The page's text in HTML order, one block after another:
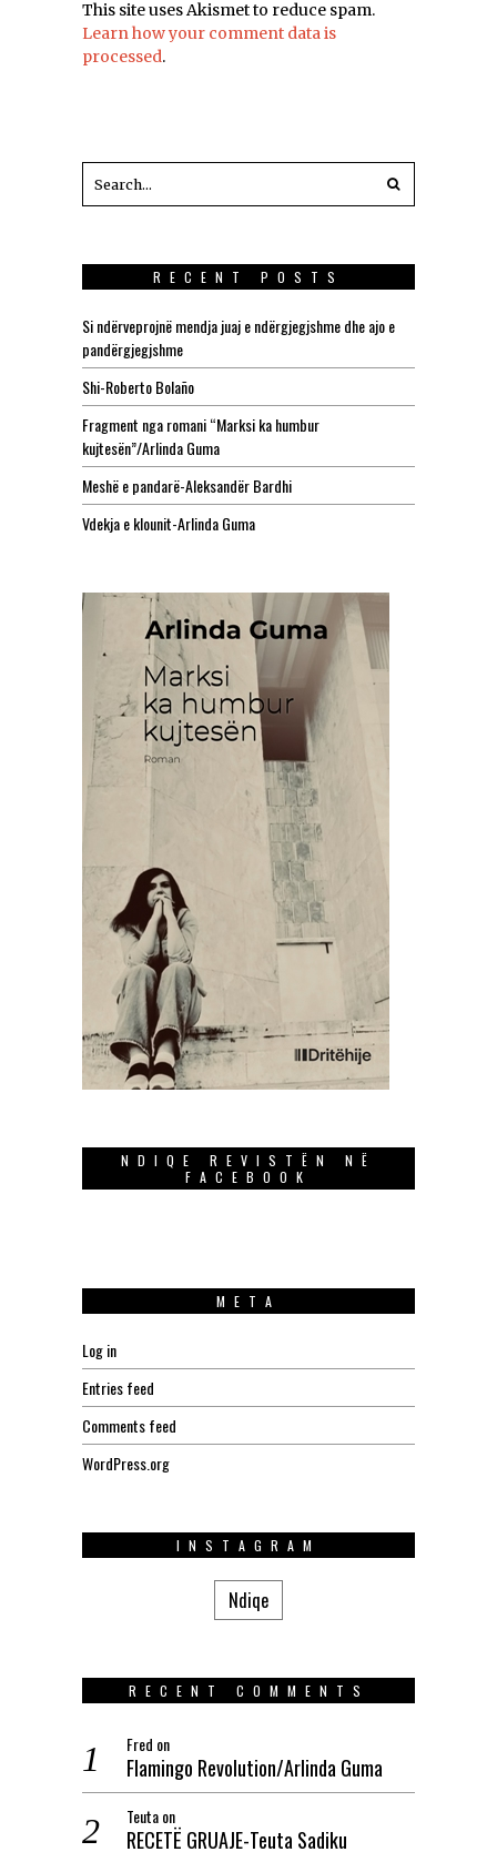
This site uses Akismet to reduce spam.
Learn how your comment data is
processed.
RECENT POSTS
Si ndërveprojnë mendja juaj e ndërgjegjshme dhe ajo e
pandërgjegjshme
Shi-Roberto Bolaño
Fragment nga romani “Marksi ka humbur
kujtesën”/Arlinda Guma
Meshë e pandarë-Aleksandër Bardhi
Vdekja e klounit-Arlinda Guma
NDIQE REVISTËN NË
FACEBOOK
META
Log in
Entries feed
Comments feed
WordPress.org
INSTAGRAM
Ndiqe
RECENT COMMENTS
Fred on
Flamingo Revolution/Arlinda Guma
Teutaon
RECETË GRUAJE-Teuta Sadiku